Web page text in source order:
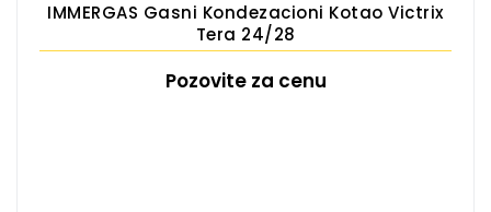
IMMERGAS Gasni Kondezacioni Kotao Victrix
Tera 24/28
Pozovite za cenu